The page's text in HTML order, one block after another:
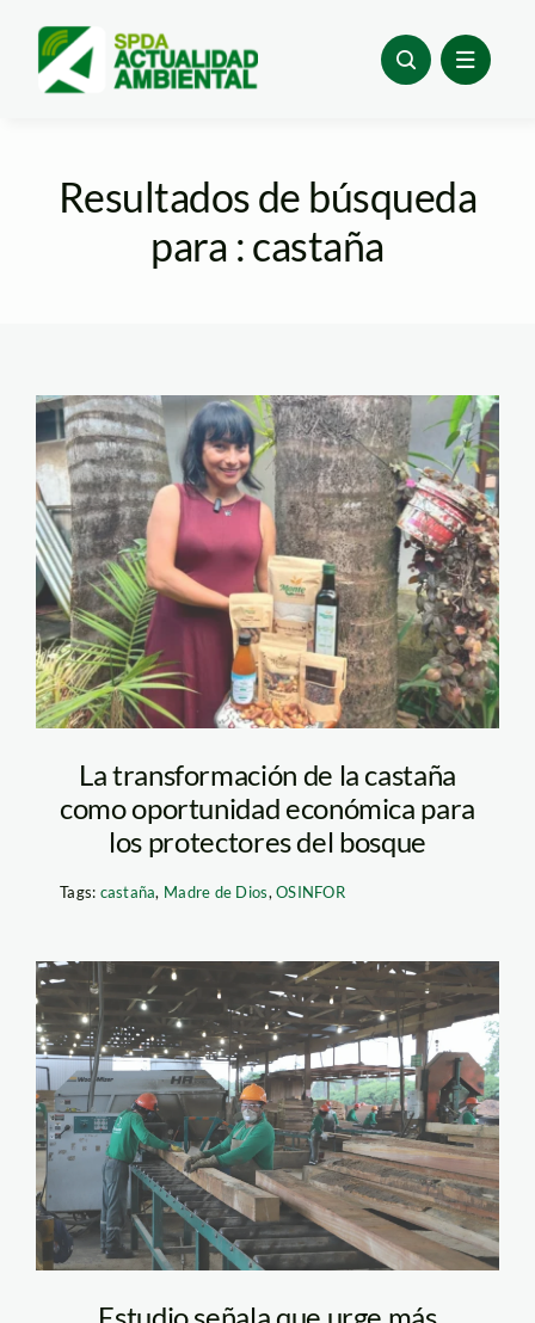
content
Resultados de búsqueda
para : castaña
frutos-secos-madre-
de-dios—osinfor1
La transformación de la castaña
como oportunidad económica para
los protectores del bosque
Tags: castaña, Madre de Dios,OSINFOR
madera
Estudio señala que urge más